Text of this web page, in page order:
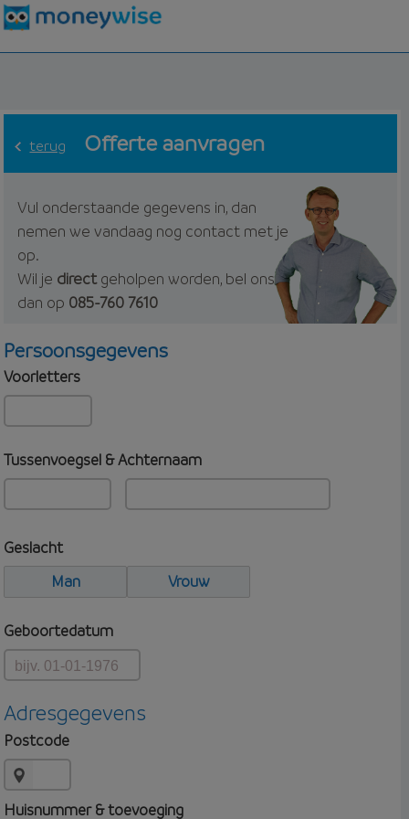
terug Offerte aanvragen
Vul onderstaande gegevens in, dan
nemen we vandaag nog contact met je
op.
Wil je directgeholpen worden, bel ons
dan op 085-760 7610
Persoonsgegevens
Voorletters
Tussenvoegsel & Achternaam
Geslacht
Man
Vrouw
Geboortedatum
Adresgegevens
Postcode
Huisnummer & toevoeging